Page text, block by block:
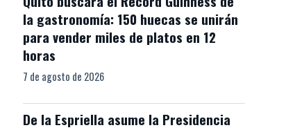
la gastronomía: 150 huecas se unirán
para vender miles de platos en 12
horas
7 de agosto de 2026
De la Espriella asume la Presidencia